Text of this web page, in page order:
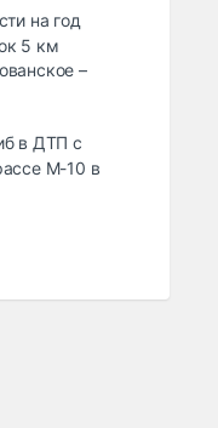
на год
5 км
–
в ДТП с
М-10 в